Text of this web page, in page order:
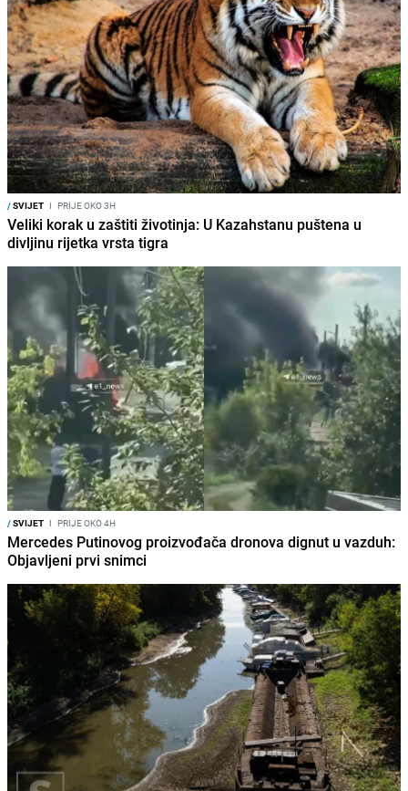
/SVIJET I PRIJE OKO 3H
Veliki korak u zaštiti životinja: U Kazahstanu puštena u
divljinu rijetka vrsta tigra
/SVIJET I PRIJE OKO 4H
Mercedes Putinovog proizvođača dronova dignut u vazduh:
Objavljeni prvi snimci